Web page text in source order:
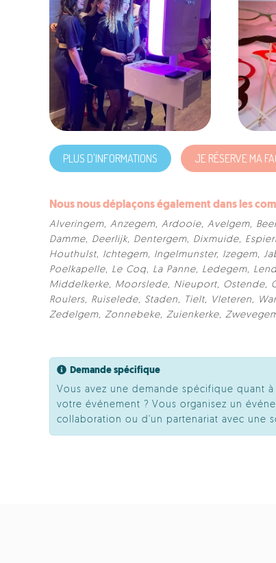
PLUS D'INFORMATIONS JE RÉSERVE MA
Nous nous déplaçons également dans les
Alveringem, Anzegem, Ardooie, Avelgem,
Damme, Deerlijk, Dentergem, Dixmuide,
Houthulst, Ichtegem, Ingelmunster, Izegem,
Poelkapelle, Le Coq, La Panne, Ledegem,
Middelkerke, Moorslede, Nieuport, Ostende,
Roulers, Ruiselede, Staden, Tielt, Vleteren,
Zedelgem, Zonnebeke, Zuienkerke,
Demande spécifique
Vous avez une demande spécifique quant à
votre événement ? Vous organisez un
collaboration ou d'un partenariat avec une